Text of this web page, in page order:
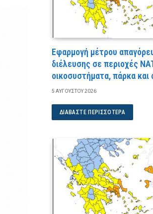
Εφαρμογή μέτρου
διέλευσης σε περιοχές
οικοσυστήματα, πάρκα και
5 ΑΥΓΟΎΣΤΟΥ 2026
ΔΙΑΒΆΣΤΕ ΠΕΡΙΣΣΌΤΕΡΑ